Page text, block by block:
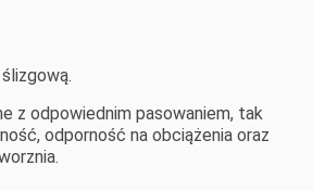
z odpowiednim pasowaniem, tak
odporność na obciążenia oraz